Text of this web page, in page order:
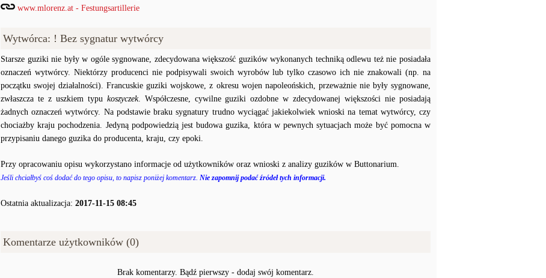
www.mlorenz.at - Festungsartillerie
Wytwórca: ! Bez sygnatur wytwórcy
Starsze guziki nie były w ogóle sygnowane, zdecydowana większość guzików wykonanych techniką odlewu też nie posiadała
oznaczeń wytwórcy. Niektórzy producenci nie podpisywali swoich wyrobów lub tylko czasowo ich nie znakowali (np. na
początku swojej działalności). Francuskie guziki wojskowe, z okresu wojen napoleońskich, przeważnie nie były sygnowane,
zwłaszcza te z uszkiem typu koszyczek. Współczesne, cywilne guziki ozdobne w zdecydowanej większości nie posiadają
żadnych oznaczeń wytwórcy. Na podstawie braku sygnatury trudno wyciągać jakiekolwiek wnioski na temat wytwórcy, czy
chociażby kraju pochodzenia. Jedyną podpowiedzią jest budowa guzika, która w pewnych sytuacjach może być pomocna w
przypisaniu danego guzika do producenta, kraju, czy epoki.
Przy opracowaniu opisu wykorzystano informacje od użytkowników oraz wnioski z analizy guzików w Buttonarium.
Jeśli chciałbyś coś dodać do tego opisu, to napisz poniżej komentarz. Nie zapomnij podać źródeł tych informacji.
Ostatnia aktualizacja: 2017-11-15 08:45
Komentarze użytkowników (0)
Brak komentarzy. Bądź pierwszy - dodaj swój komentarz.